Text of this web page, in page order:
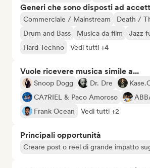
Generi che sono disposti ad
Commerciale / Mainstream
Death /
Drum and Bass
Musica da film
Jazz
Hard Techno
Vedi tutti +4
Vuole ricevere musica simile a...
Snoop Dogg Dr. Dre
CA7RIEL & Paco Amoroso
Frank Ocean
Vedi tutti +2
Principali opportunità
Creare post o reel di grande impatto